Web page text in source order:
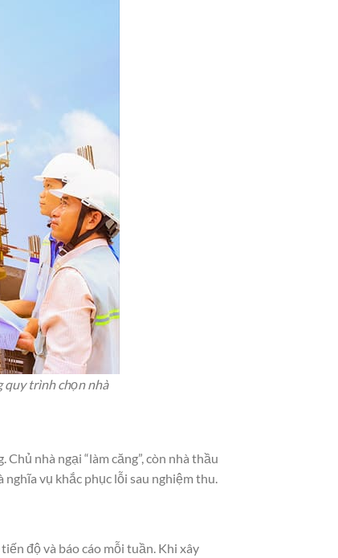
quy trình chọn nhà
Chủ nhà ngại “làm căng”, còn nhà thầu
vụ khắc phục lỗi sau nghiệm thu.
độ và báo cáo mỗi tuần. Khi xây